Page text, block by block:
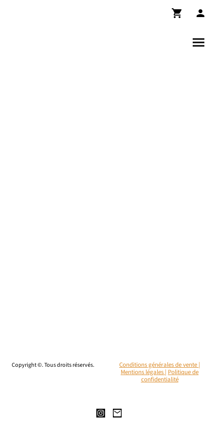
Copyright ©. Tous droits réservés.
Conditions générales de vente |
Mentions légales | Politique de
confidentialité